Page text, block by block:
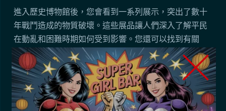
進入歷史博物館後，您會看到一系列展示，突出了數十
年戰鬥造成的物質破壞。這些展品讓人們深入了解平民
在動亂和困難時期如何受到影響。您還可以找到有關
1954 年至 1975 年間國際衝突的信息。
對於那些想要更近距離地了解越南過去的戰爭的人來
說，可以選擇涵蓋該國動盪歷史各個方面的導遊服務。
這些旅行有助於生動地講述雙方的故事，探索整個地區